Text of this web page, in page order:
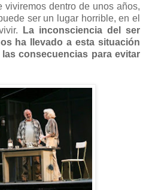
viviremos dentro de unos años,
ser un lugar horrible, en el
La inconsciencia del ser
ha llevado a esta situación
consecuencias para evitar